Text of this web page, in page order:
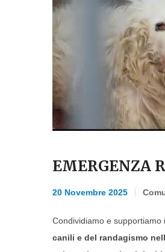
EMERGENZA
20 Novembre 2025
Condividiamo e supportiamo
canili e del randagismo